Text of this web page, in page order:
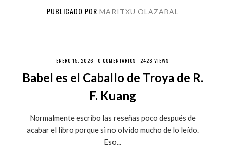
PUBLICADO POR MARITXU OLAZABAL
ENERO 15, 2026 · 0 COMENTARIOS · 2428 VIEWS
Babel es el Caballo de Troya de R.
F. Kuang
Normalmente escribo las reseñas poco después de
acabar el libro porque si no olvido mucho de lo leído.
Eso...